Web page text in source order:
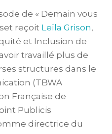
de « Demain vous
reçoit Leïla Grison,
et Inclusion de
travaillé plus de
structures dans le
(TBWA
Française de
Publicis
directrice du